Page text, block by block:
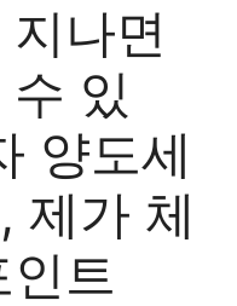
나면
있
양도세
제가 체
트